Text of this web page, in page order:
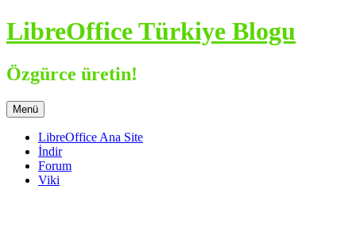
İçeriğe
atla
LibreOffice Türkiye Blogu
Özgürce üretin!
Menü
LibreOffice Ana Site
İndir
Forum
Viki